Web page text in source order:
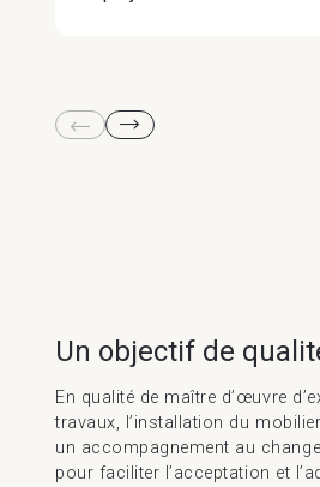
Un objectif de
En qualité de maître d’œuvre
travaux, l’installation du
un accompagnement au
pour faciliter l’acceptation et